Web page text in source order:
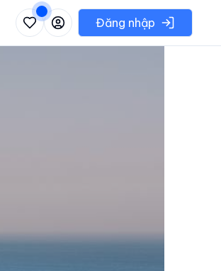
vực có thể chọnĐăng nhập